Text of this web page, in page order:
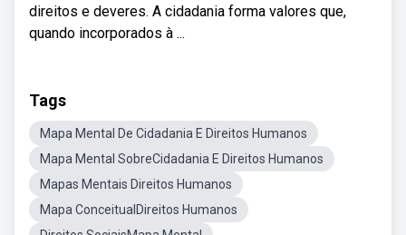
direitos e deveres. A cidadania forma valores que,
quando incorporados à ...
Tags
Mapa Mental De Cidadania E Direitos Humanos
Mapa Mental SobreCidadania E Direitos Humanos
Mapas Mentais Direitos Humanos
Mapa ConceitualDireitos Humanos